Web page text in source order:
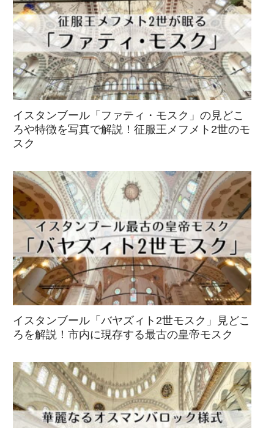
イスタンブール「ファティ・モスク」の見どこ
ろや特徴を写真で解説！征服王メフメト2世のモ
スク
イスタンブール「バヤズィト2世モスク」見どこ
ろを解説！市内に現存する最古の皇帝モスク